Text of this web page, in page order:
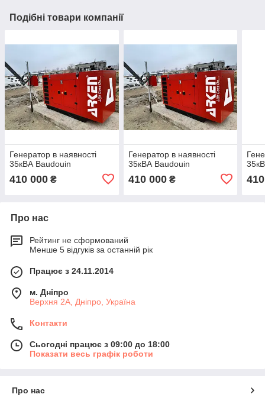
Подібні товари компанії
Генератор в наявності
35кВА Baudouin
410 000 ₴
Генератор в наявності
35кВА Baudouin
410 000₴
Про нас
Рейтинг не сформований
Менше 5 відгуків за останній рік
Працює з 24.11.2014
м. Дніпро
Верхня 2А, Дніпро, Україна
Контакти
Сьогодні працює з 09:00 до 18:00
Показати весь графік роботи
Про нас